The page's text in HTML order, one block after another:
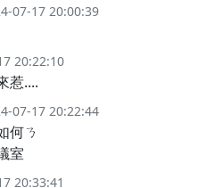
07-17 20:00:39
20:22:10
惹....
07-17 20:22:44
何ㄋ
室
20:33:41